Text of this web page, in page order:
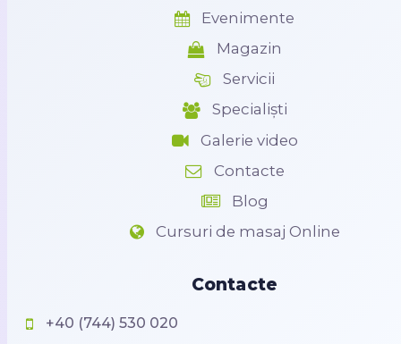
Evenimente
Magazin
Servicii
Specialiști
Galerie video
Contacte
Blog
Cursuri de masaj Online
Contacte
+40 (744) 530 020